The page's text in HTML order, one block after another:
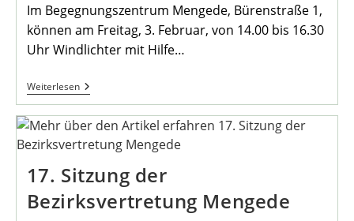
Im Begegnungszentrum Mengede, Bürenstraße 1,
können am Freitag, 3. Februar, von 14.00 bis 16.30
Uhr Windlichter mit Hilfe…
WeiterlesenNacht
Der
–
Lichterfest
Zum
17. Sitzung der
Bezirksvertretung Mengede